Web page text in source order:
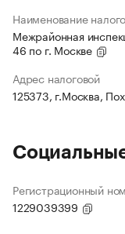
Наименование
Межрайонная
46 по г. Москве
Адрес налоговой
125373, г.Москва,
Регистрационный
1229039399